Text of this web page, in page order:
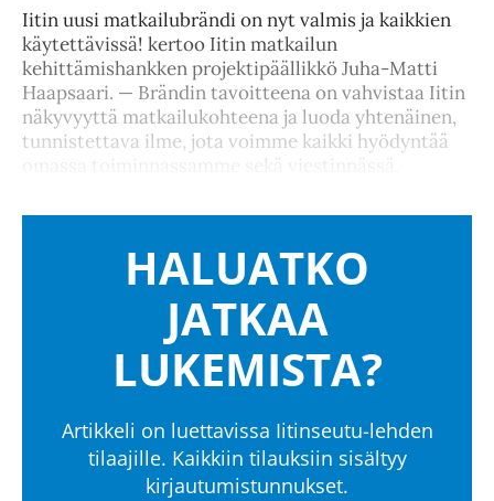
Iitin uusi matkailubrändi on nyt valmis ja kaikkien
käytettävissä! kertoo Iitin matkailun
kehittämishankken projektipäällikkö Juha-Matti
Haapsaari. — Brändin tavoitteena on vahvistaa Iitin
näkyvyyttä matkailukohteena ja luoda yhtenäinen,
tunnistettava ilme, jota voimme kaikki hyödyntää
omassa toiminnassamme sekä viestinnässä.
HALUATKO
JATKAA
LUKEMISTA?
Artikkeli on luettavissa Iitinseutu-lehden
tilaajille. Kaikkiin tilauksiin sisältyy
kirjautumistunnukset.